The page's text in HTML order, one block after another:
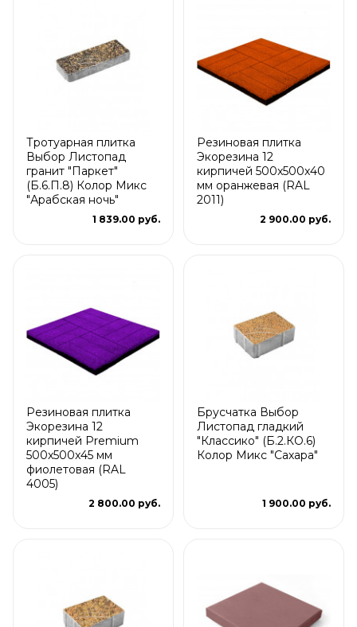
Тротуарная плитка
Выбор Листопад
гранит "Паркет"
(Б.6.П.8) Колор Микс
"Арабская ночь"
1 839.00 руб.
Резиновая плитка
Экорезина 12
кирпичей 500x500x40
мм оранжевая (RAL
2011)
2 900.00 руб.
Резиновая плитка
Экорезина 12
кирпичей Premium
500x500x45 мм
фиолетовая (RAL
4005)
2 800.00 руб.
Брусчатка Выбор
Листопад гладкий
"Классико" (Б.2.КО.6)
Колор Микс "Сахара"
1 900.00 руб.